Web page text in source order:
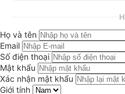
Họ và tên
Email
Số điện thoại
Mật khẩu
Xác nhận mật khẩu
Giới tính